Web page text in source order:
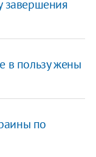
завершения
в пользу жены
по